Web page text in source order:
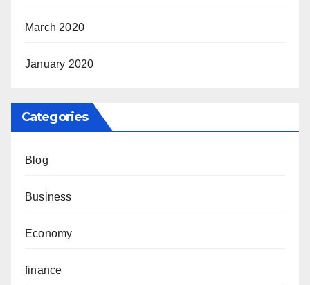
March 2020
January 2020
Categories
Blog
Business
Economy
finance